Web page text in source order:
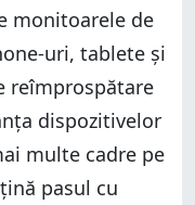
monitoarele de
uri, tablete și
reîmprospătare
dispozitivelor
multe cadre pe
pasul cu